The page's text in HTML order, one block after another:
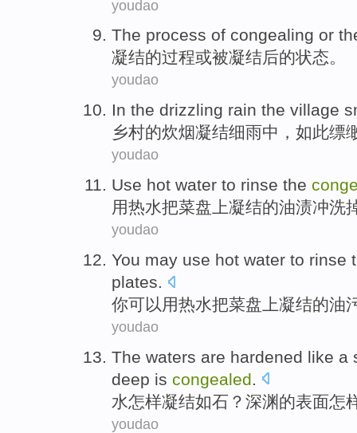
youdao
The process of congealing or
凝结的过程或被凝结后的状态。
youdao
In the drizzling rain the village
乡村的炊烟凝结细雨中，如此缥
youdao
Use hot water to rinse the
用热水把菜盘上凝结的油渍冲洗
youdao
You may use hot water to rinse
plates.
你可以用热水把菜盘上凝结的油
youdao
The waters are hardened like a
deep is congealed
水怎样凝结如石 ？ 深渊的表面怎
youdao